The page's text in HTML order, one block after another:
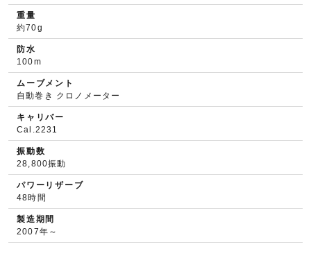
重量
約70g
防水
100m
ムーブメント
自動巻き クロノメーター
キャリバー
Cal.2231
振動数
28,800振動
パワーリザーブ
48時間
製造期間
2007年～